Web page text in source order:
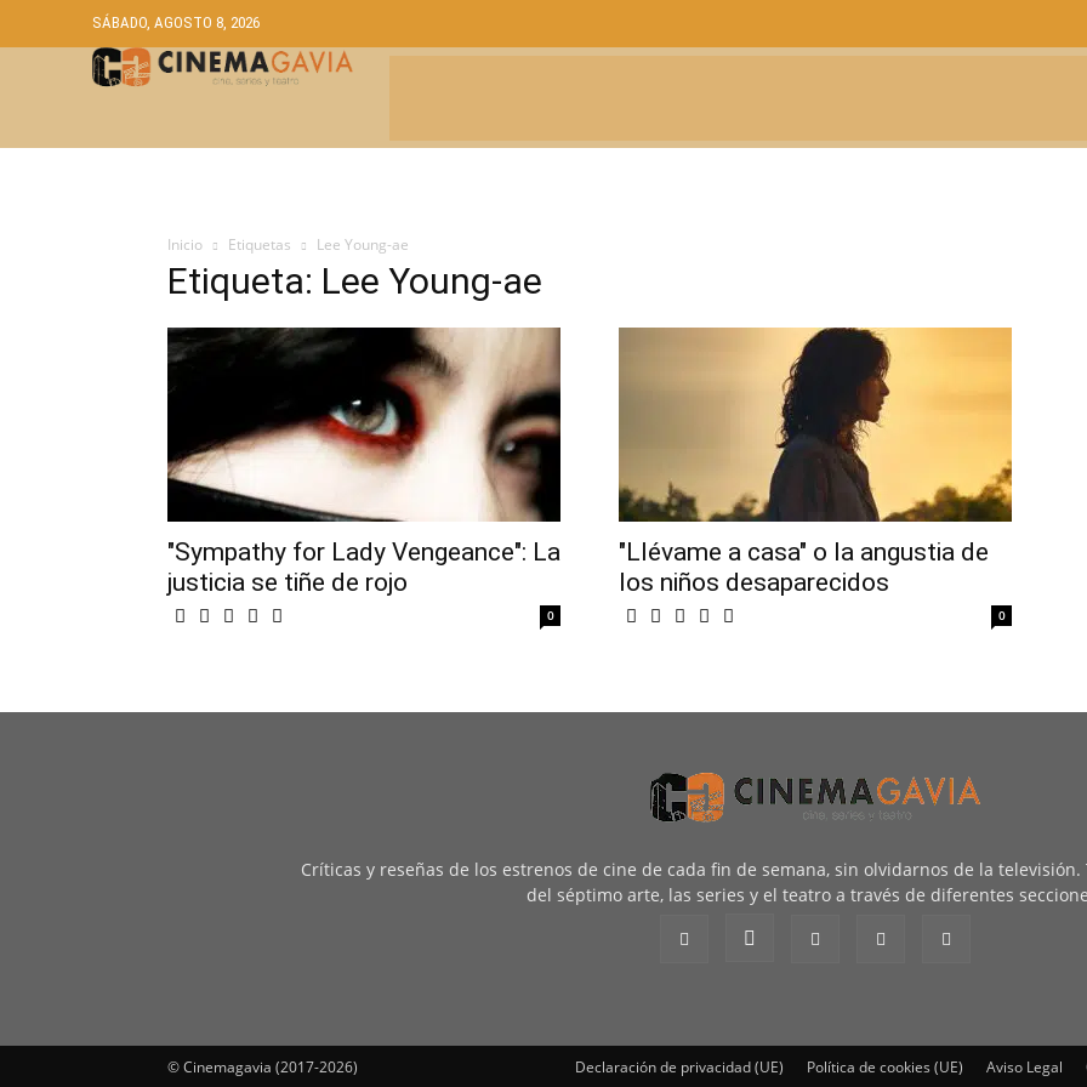
SÁBADO, AGOSTO 8, 2026
Inicio Etiquetas Lee Young-ae
Etiqueta: Lee Young-ae
"Sympathy for Lady Vengeance": La
justicia se tiñe de rojo
0
"Llévame a casa" o la angustia de
los niños desaparecidos
0
Críticas y reseñas de los estrenos de cine de cada fin de semana, sin olvidarnos de la
del séptimo arte, las series y el teatro a través de diferentes
Declaración de privacidad (UE) Política de cookies (UE) Aviso Legal
© Cinemagavia (2017-2026)